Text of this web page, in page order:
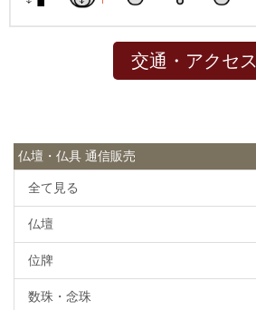
交通・アクセス
仏壇・仏具 通信販売
全て見る
仏壇
位牌
数珠・念珠